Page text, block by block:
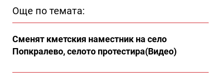
Още по темата:
Сменят кметския наместник на село
Попкралево, селото протестира(Видео)